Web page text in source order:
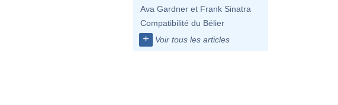
Ava Gardner et Frank Sinatra
Compatibilité du Bélier
+ Voir tous les articles